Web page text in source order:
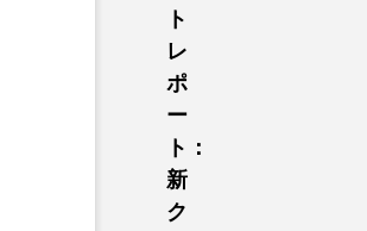
ト
レ
ポ
ー
ト：
新
ク